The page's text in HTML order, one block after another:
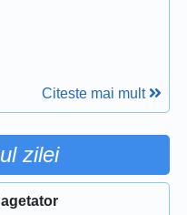
Citeste mai mult
zilei